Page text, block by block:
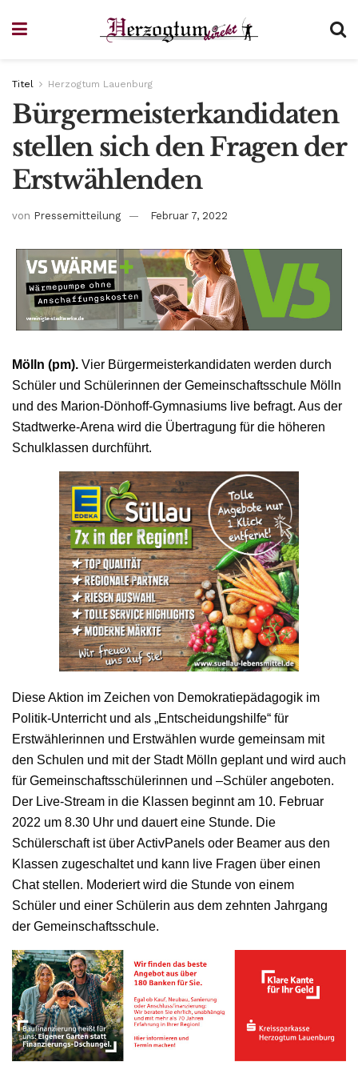
Titel Herzogtum Lauenburg
Bürgermeisterkandidaten
stellen sich den Fragen der
Erstwählenden
von Pressemitteilung Februar 7, 2022
Mölln (pm). Vier Bürgermeisterkandidaten werden durch
Schüler und Schülerinnen der Gemeinschaftsschule Mölln
und des Marion-Dönhoff-Gymnasiums live befragt. Aus der
Stadtwerke-Arena wird die Übertragung für die höheren
Schulklassen durchführt.
Diese Aktion im Zeichen von Demokratiepädagogik im
Politik-Unterricht und als „Entscheidungshilfe“ für
Erstwählerinnen und Erstwählen wurde gemeinsam mit
den Schulen und mit der Stadt Mölln geplant und wird auch
für Gemeinschaftsschülerinnen und –Schüler angeboten.
Der Live-Stream in die Klassen beginnt am 10. Februar
2022 um 8.30 Uhr und dauert eine Stunde. Die
Schülerschaft ist über ActivPanels oder Beamer aus den
Klassen zugeschaltet und kann live Fragen über einen
Chat stellen. Moderiert wird die Stunde von einem
Schüler und einer Schülerin aus dem zehnten Jahrgang
der Gemeinschaftsschule.